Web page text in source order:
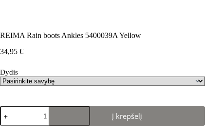
REIMA Rain boots Ankles 5400039A Yellow
34,95 €
Dydis
produkto
kiekis:
REIMA
Į krepšelį